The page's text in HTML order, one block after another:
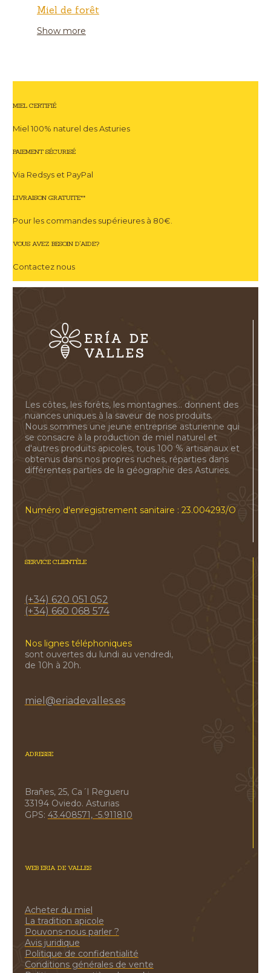
Miel de forêt
Show more
MIEL CERTIFIÉ
Miel 100% naturel des Asturies
PAIEMENT SÉCURISÉ
Via Redsys et PayPal
LIVRAISON GRATUITE**
Pour les commandes supérieures à 80€.
VOUS AVEZ BESOIN D'AIDE?
Contactez nous
Les côtes, les forêts, les montagnes... donnent des
nuances uniques à la saveur de nos produits.
Nous sommes une jeune entreprise asturienne qui
se consacre à la production de miel naturel et
d'autres produits apicoles, tous 100 % artisanaux et
obtenus dans nos propres ruches, réparties dans
différentes parties de la géographie des Asturies.
Numéro d'enregistrement sanitaire : 23.004293/O
SERVICE CLIENTÈLE
(+34) 620 051 052
(+34) 660 068 574
Nos lignes téléphoniques
sont ouvertes du lundi au vendredi,
de 10h à 20h.
miel@eriadevalles.es
ADRESSE
Brañes, 25, Ca´l Regueru
33194 Oviedo. Asturias
GPS: 43.408571, -5.911810
WEB ERIA DE VALLES
Acheter du miel
La tradition apicole
Pouvons-nous parler ?
Avis juridique
Politique de confidentialité
Conditions générales de vente